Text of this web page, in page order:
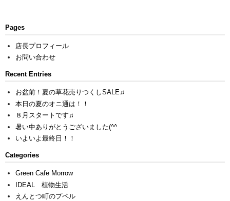
Pages
店長プロフィール
お問い合わせ
Recent Entries
お盆前！夏の草花売りつくしSALE♫
本日の夏のオニ通は！！
８月スタートです♫
暑い中ありがとうございました(^^ゞ
いよいよ最終日！！
Categories
Green Cafe Morrow
IDEAL 植物生活
えんとつ町のプペル